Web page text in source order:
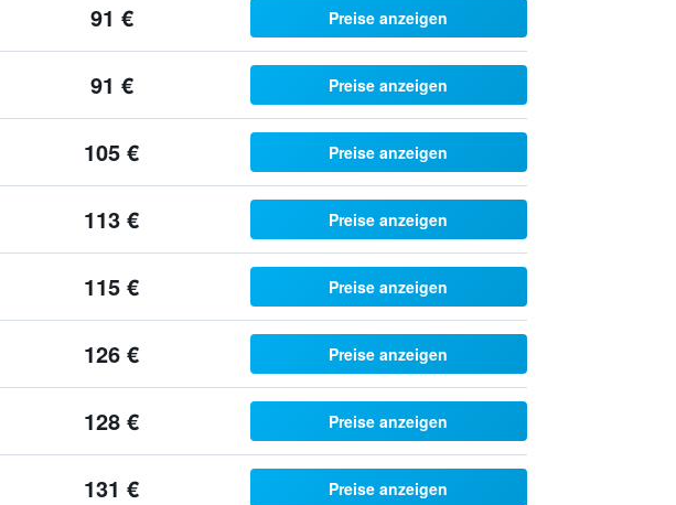
91 € Preise anzeigen
91 € Preise anzeigen
105 € Preise anzeigen
113 € Preise anzeigen
115 € Preise anzeigen
126 € Preise anzeigen
128 € Preise anzeigen
131 € Preise anzeigen